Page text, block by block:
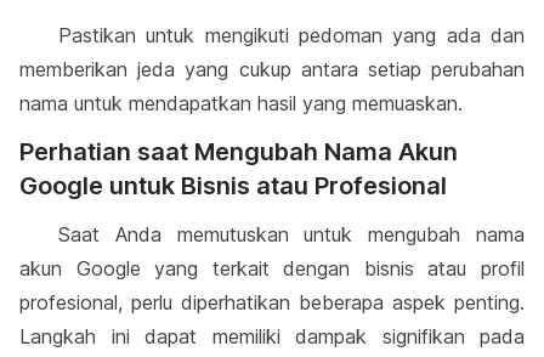
Pastikan untuk mengikuti pedoman yang ada dan
memberikan jeda yang cukup antara setiap perubahan
nama untuk mendapatkan hasil yang memuaskan.
Perhatian saat Mengubah Nama Akun
Google untuk Bisnis atau Profesional
Saat Anda memutuskan untuk mengubah nama
akun Google yang terkait dengan bisnis atau profil
profesional, perlu diperhatikan beberapa aspek penting.
Langkah ini dapat memiliki dampak signifikan pada